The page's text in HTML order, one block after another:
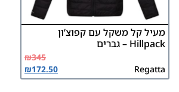
מעיל קל משקל עם קפוצ’ון
Hillpack – גברים
Regatta
₪345
₪172.50